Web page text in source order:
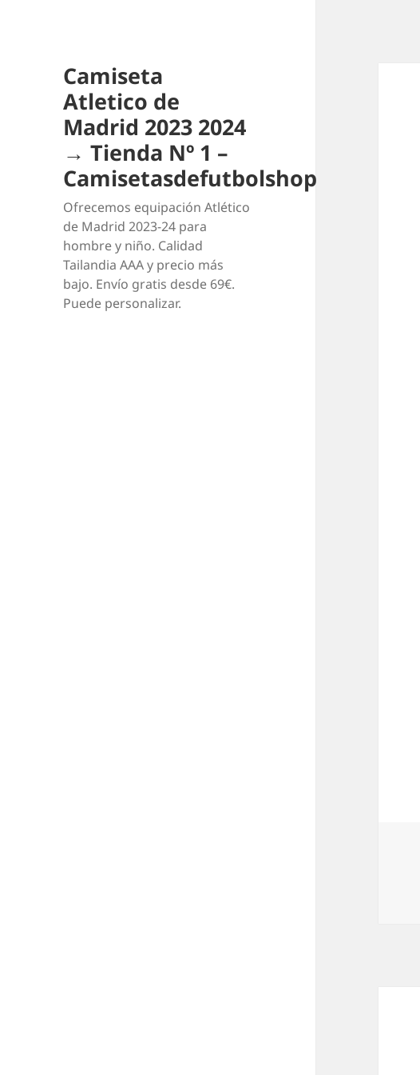
Camiseta
Atletico de
Madrid 2023 2024
→ Tienda Nº 1 –
Camisetasdefutbolshop
Ofrecemos equipación Atlético
de Madrid 2023-24 para
hombre y niño. Calidad
Tailandia AAA y precio más
bajo. Envío gratis desde 69€.
Puede personalizar.